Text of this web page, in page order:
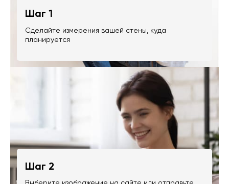
Шаг 1
Сделайте измерения вашей стены, куда
планируется
Шаг 2